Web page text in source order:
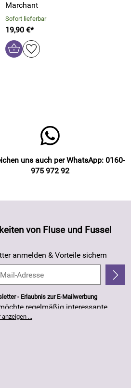
Marchant
Sofort lieferbar
19,90 €*
uns auch per WhatsApp: 0160-
975 972 92
von Fluse und Fussel
anmelden & Vorteile sichern
- Erlaubnis zur E-Mailwerbung
regelmäßig interessante
per E-Mail erhalten. Meine E-
Adresse wird nicht an andere
anzeigen ...